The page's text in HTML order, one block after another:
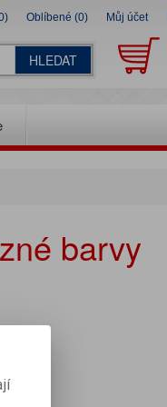
Oblíbené (0) Můj účet
HLEDAT
barvy